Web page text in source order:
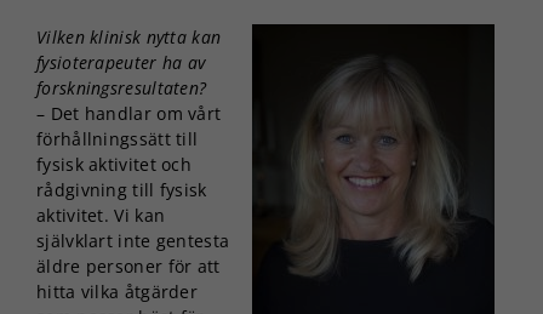
Vilken klinisk nytta kan
fysioterapeuter ha av
forskningsresultaten?
– Det handlar om vårt
förhållningssätt till
fysisk aktivitet och
rådgivning till fysisk
aktivitet. Vi kan
självklart inte gentesta
äldre personer för att
hitta vilka åtgärder